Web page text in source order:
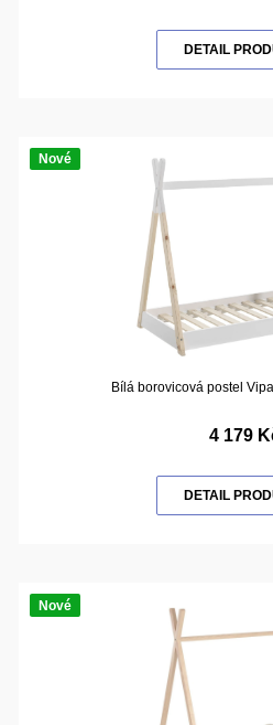
DETAIL
Nové
Bílá borovicová postel
4 179
DETAIL
Nové